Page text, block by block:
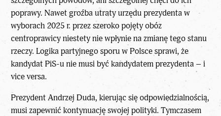
poprawy. Nawetgroźba utraty urzędu prezydenta w
wyborach 2025 r.przez szeroko pojęty obóz
centroprawicy niestety nie wpłynie na zmianę tego stanu
rzeczy. Logika partyjnego sporu w Polsce sprawi, że
kandydat PiS-u nie musi być kandydatem prezydenta – i
vice versa.
Prezydent Andrzej Duda, kierując się odpowiedzialnością,
musi zapewnić kontynuację swojej polityki. Tymczasem